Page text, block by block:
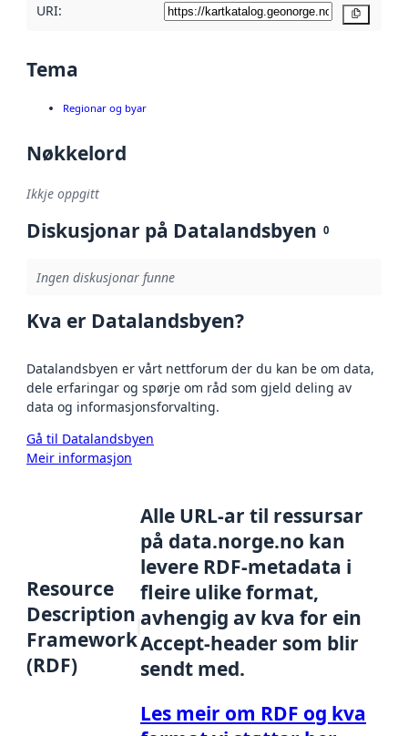
URI:
Tema
Regionar og byar
Nøkkelord
Ikkje oppgitt
Diskusjonar på Datalandsbyen 0
Ingen diskusjonar funne
Kva er Datalandsbyen?
Datalandsbyen er vårt nettforum der du kan be om data,
dele erfaringar og spørje om råd som gjeld deling av
data og informasjonsforvalting.
Gå til Datalandsbyen
Meir informasjon
Resource
Description
Framework
(RDF)
Alle URL-ar til ressursar
på data.norge.no kan
levere RDF-metadata i
fleire ulike format,
avhengig av kva for ein
Accept-header som blir
sendt med.
Les meir om RDF og kva